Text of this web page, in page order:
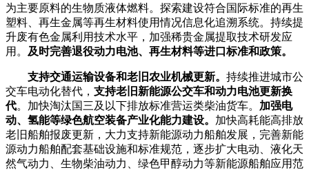
为主要原料的生物质液体燃料。探索建设符合国际标准的再生
塑料、再生金属等再生材料使用情况信息化追溯系统。持续提
升废有色金属利用技术水平，加强稀贵金属提取技术研发应
用。 及时完善退役动力电池、再生材料等进口标准和政策。
支持交通运输设备和老旧农业机械更新。 持续推进城市公
交车电动化替代， 支持老旧新能源公交车和动力电池更新换
代。加快淘汰国三及以下排放标准营运类柴油货车。 加强电
动、氢能等绿色航空装备产业化能力建设。 加快高耗能高排放
老旧船舶报废更新，大力支持新能源动力船舶发展，完善新能
源动力船舶配套基础设施和标准规范，逐步扩大电动、液化天
然气动力、生物柴油动力、绿色甲醇动力等新能源船舶应用范